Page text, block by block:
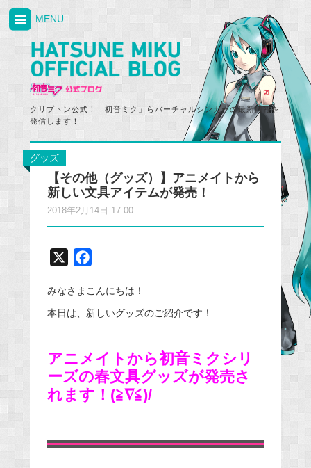
クリプトン公式！「初音ミク」らバーチャルシンガーの最新情報を
発信します！
MENU
グッズ
【その他（グッズ）】アニメイトから
新しい文具アイテムが発売！
2018年2月14日 17:00
c
e
k
みなさまこんにちは！
本日は、新しいグッズのご紹介です！
アニメイトから初音ミクシリ
ーズの春文具グッズが発売さ
れます！(≧∇≦)/